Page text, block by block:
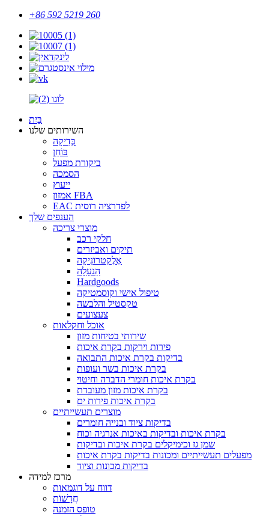
+86 592 5219 260
בַּיִת
השירותים שלנו
בְּדִיקָה
בּוֹחֵן
ביקורת מפעל
הסמכה
ייעוץ
אמזון FBA
EAC לפדרציה רוסית
הענפים שלך
מוצרי צריכה
חלקי רכב
תיקים ואביזרים
אֶלֶקטרוֹנִיקָה
הַנעָלָה
Hardgoods
טיפול אישי וקוסמטיקה
טקסטיל והלבשה
צעצועים
אוכל וחקלאות
שירותי בטיחות מזון
פירות וירקות בקרת איכות
בדיקות בקרת איכות התבואה
בקרת איכות בשר ועופות
בקרת איכות חומרי הדברה וחיטוי
בקרת איכות מזון מעובדת
בקרת איכות פירות ים
מוצרים תעשייתיים
בדיקות ציוד ובנייה חומרים
בקרת איכות ובדיקות באיכות אנרגיה וכוח
שמן גז וכימיקלים בקרת איכות ובדיקות
מפעלים תעשייתיים ומכונות בדיקות בקרת איכות
בדיקות מכונות וציוד
מרכז למידה
דווח על דוגמאות
חֲדָשׁוֹת
טופס הזמנה